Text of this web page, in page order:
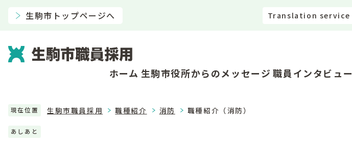
生駒市トップページへ Translation service
ホーム 生駒市役所からのメッセージ 職員インタビュー
現在位置 生駒市職員採用 職種紹介 消防 職種紹介（消防）
あしあと